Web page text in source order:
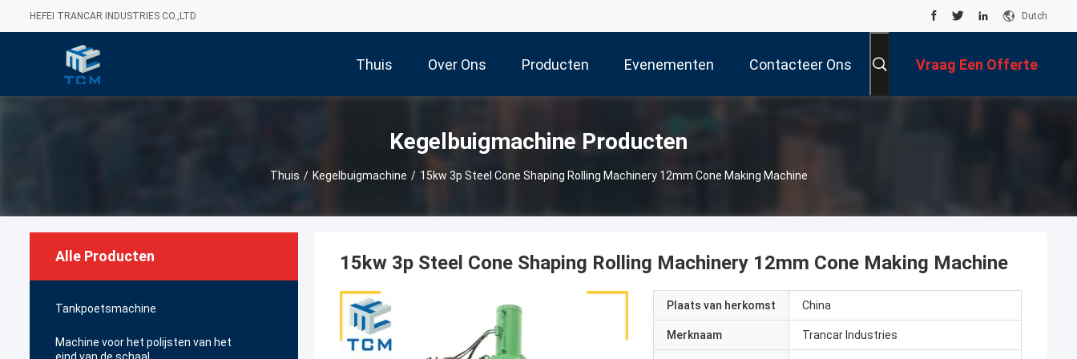
HEFEI TRANCAR INDUSTRIES CO.,LTD Dutch
Thuis Over Ons Producten Evenementen Contacteer Ons Vraag Een Offerte
Kegelbuigmachine Producten
Thuis / Kegelbuigmachine / 15kw 3p Steel Cone Shaping Rolling Machinery 12mm Cone Making Machine
Alle Producten
Tankpoetsmachine
Machine voor het polijsten van het
15kw 3p Steel Cone Shaping Rolling Machinery 12mm Cone Making Machine
Plaats van herkomst China
Merknaam Trancar Industries